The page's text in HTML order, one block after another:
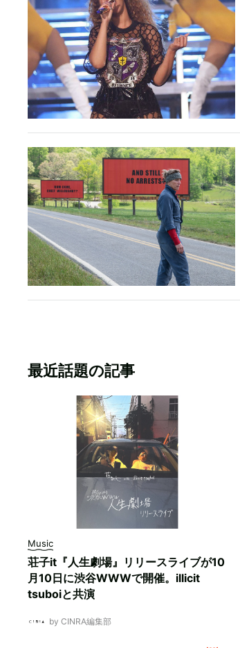
最近話題の記事
Music
荘子it『人生劇場』リリースライブが10
月10日に渋谷WWWで開催。illicit
tsuboiと共演
by CINRA編集部